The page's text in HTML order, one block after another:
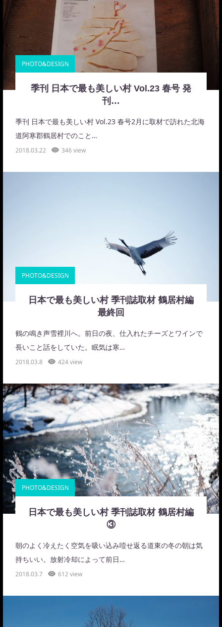
PHOTO&DESIGN
季刊 日本で最も美しい村 Vol.23 春号 発
刊…
季刊 日本で最も美しい村 Vol.23 春号2月に取材で訪れた北海
道阿寒郡鶴居村でのこと…
2018.03.22 346 view
PHOTO&DESIGN
日本で最も美しい村 季刊誌取材 鶴居村編
最終回
鶴の鳴き声雪裡川へ。前日の夜、仕入れたチーズとワインで
長いこと話をしていた。眠気は寒…
2018.03.8 424 view
PHOTO&DESIGN
日本で最も美しい村 季刊誌取材 鶴居村編
③
朝のよく冷えたく空気を吸い込み噎せ返る道東の冬の朝は気
持ちいい。放射冷却によって前日…
2018.03.7 612 view